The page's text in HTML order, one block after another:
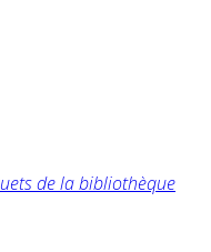
de la bibliothèque